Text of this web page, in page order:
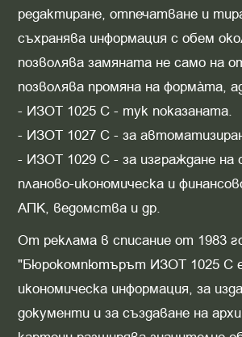
редактиране, отпечатване и
съхранява информация с обем
позволява замяната не само на
позволява промяна на форма̀та,
- ИЗОТ 1025 С - тук показаната.
- ИЗОТ 1027 С - за
- ИЗОТ 1029 С - за изграждане
планово-икономическа и
АПК, ведомства и др.
От реклама в списание от 1983
"Бюрокомпютърът ИЗОТ 1025 С е
икономическа информация, за
документи и за създаване на